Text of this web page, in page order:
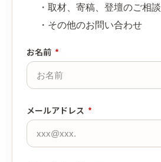
・取材、寄稿、登壇のご相談
・その他のお問い合わせ
お名前
メールアドレス